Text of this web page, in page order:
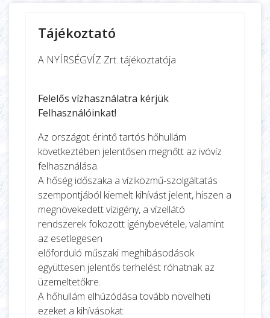
Tájékoztató
A NYÍRSÉGVÍZ Zrt. tájékoztatója
Felelős vízhasználatra kérjük
Felhasználóinkat!
Az országot érintő tartós hőhullám
következtében jelentősen megnőtt az ivóvíz
felhasználása.
A hőség időszaka a víziközmű-szolgáltatás
szempontjából kiemelt kihívást jelent, hiszen a
megnövekedett vízigény, a vízellátó
rendszerek fokozott igénybevétele, valamint
az esetlegesen
előforduló műszaki meghibásodások
együttesen jelentős terhelést róhatnak az
üzemeltetőkre.
A hőhullám elhúzódása tovább növelheti
ezeket a kihívásokat.